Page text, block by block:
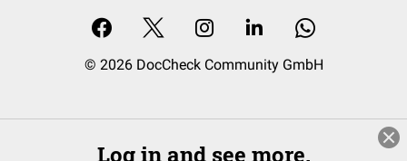
© 2026 DocCheck Community GmbH
Log in and see more.